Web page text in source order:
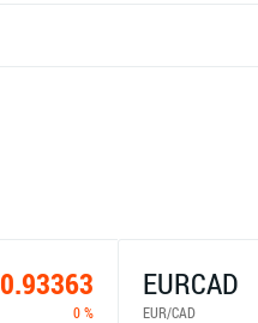
0.93363
0 %
EURCAD
EUR/CAD